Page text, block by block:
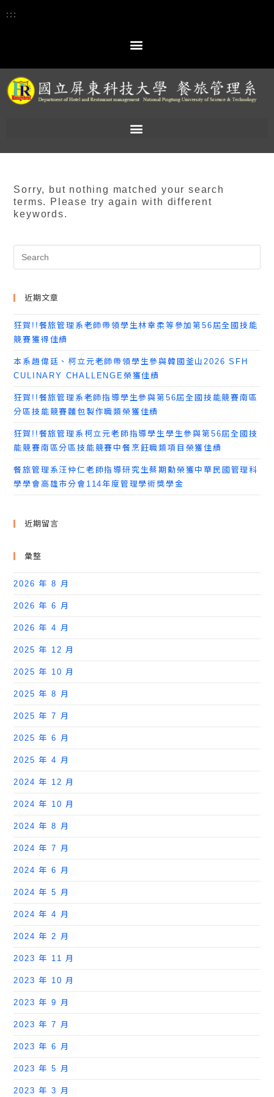
:::
Sorry, but nothing matched your search
terms. Please try again with different
keywords.
近期文章
狂賀!!餐旅管理系老師帶領學生林幸柔等參加第56屆全國技能
競賽獲得佳績
本系趙偉廷、柯立元老師帶領學生參與韓國釜山2026 SFH
CULINARY CHALLENGE榮獲佳績
狂賀!!餐旅管理系老師指導學生參與第56屆全國技能競賽南區
分區技能競賽麵包製作職類榮獲佳績
狂賀!!餐旅管理系柯立元老師指導學生學生參與第56屆全國技
能競賽南區分區技能競賽中餐烹飪職類項目榮獲佳績
餐旅管理系汪仲仁老師指導研究生蔡期勳榮獲中華民國管理科
學學會高雄市分會114年度管理學術獎學金
近期留言
彙整
2026 年 8 月
2026 年 6 月
2026 年 4 月
2025 年 12 月
2025 年 10 月
2025 年 8 月
2025 年 7 月
2025 年 6 月
2025 年 4 月
2024 年 12 月
2024 年 10 月
2024 年 8 月
2024 年 7 月
2024 年 6 月
2024 年 5 月
2024 年 4 月
2024 年 2 月
2023 年 11 月
2023 年 10 月
2023 年 9 月
2023 年 7 月
2023 年 6 月
2023 年 5 月
2023 年 3 月